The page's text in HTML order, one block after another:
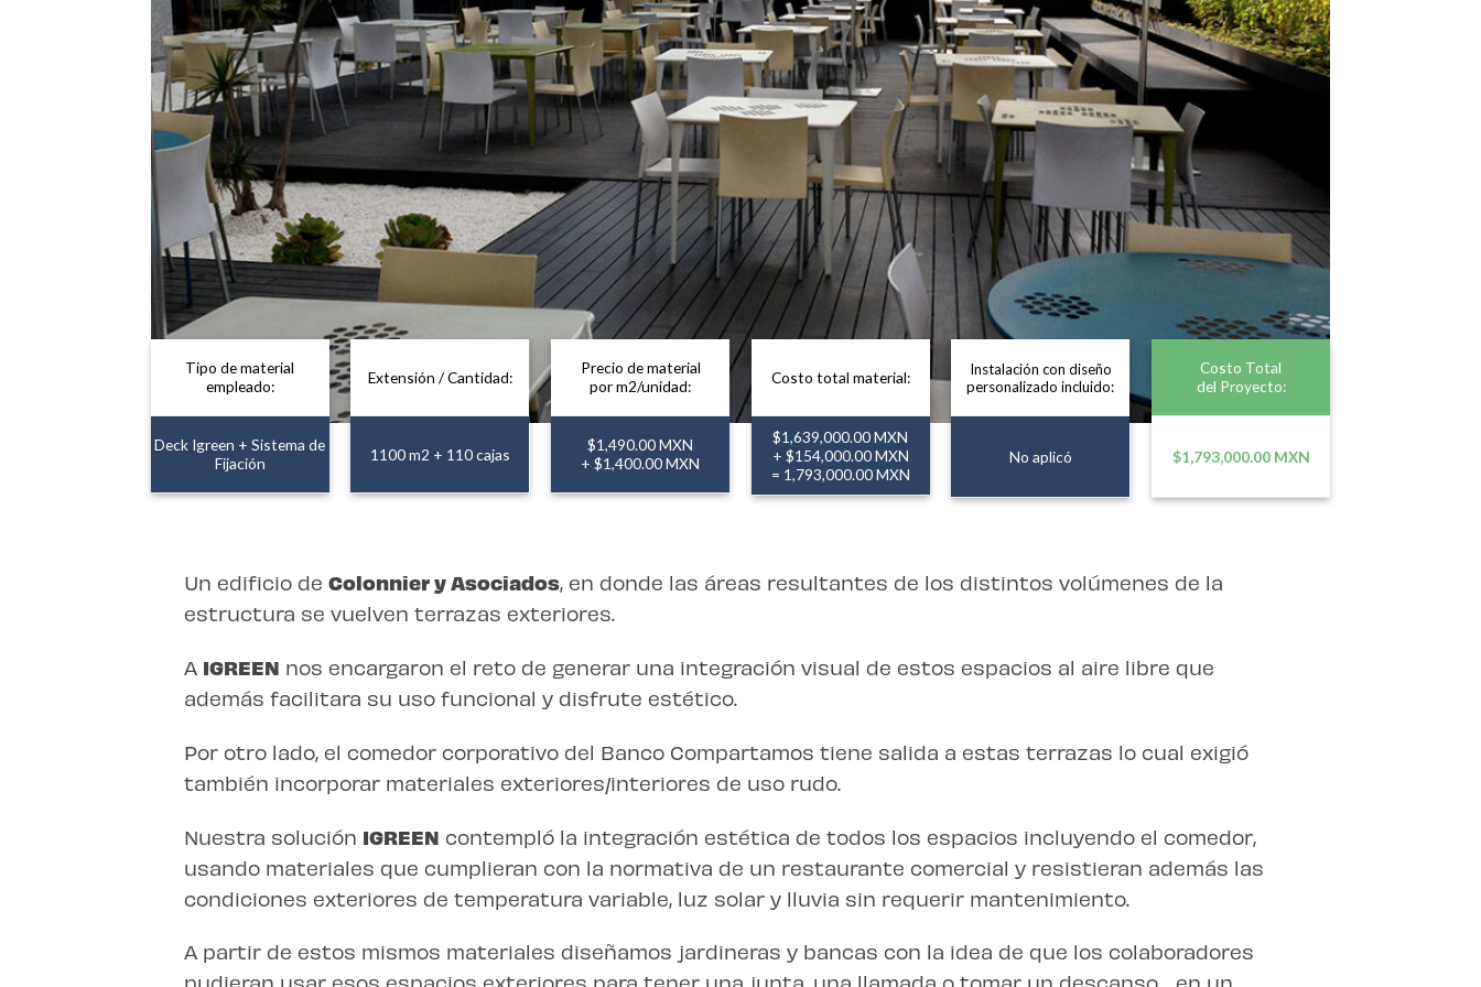
Tipo de material
empleado:
Deck Igreen + Sistema de
Fijación
Extensión / Cantidad:
1100 m2 + 110 cajas
Precio de material
por m2/unidad:
$1,490.00 MXN
+ $1,400.00 MXN
Costo total material:
$1,639,000.00 MXN
+ $154,000.00 MXN
= 1,793,000.00 MXN
Instalación con diseño
personalizado incluido:
No aplicó
Costo Total
del Proyecto:
$1,793,000.00 MXN
Un edificio de Colonnier y Asociados, en donde las áreas resultantes de los distintos volúmenes de la
estructura se vuelven terrazas exteriores.
A IGREEN nos encargaron el reto de generar una integración visual de estos espacios al aire libre que
además facilitara su uso funcional y disfrute estético.
Por otro lado, el comedor corporativo del Banco Compartamos tiene salida a estas terrazas lo cual exigió
también incorporar materiales exteriores/interiores de uso rudo.
Nuestra solución IGREEN contempló la integración estética de todos
los espacios incluyendo el comedor,
usando materiales que cumplieran con la normativa de un restaurante comercial y resistieran además las
condiciones exteriores de temperatura variable, luz solar y lluvia sin requerir mantenimiento.
A partir de estos mismos materiales diseñamos jardineras y bancas con la idea de que los colaboradores